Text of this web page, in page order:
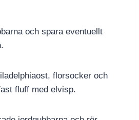
och spara eventuellt
florsocker och
fluff med elvisp.